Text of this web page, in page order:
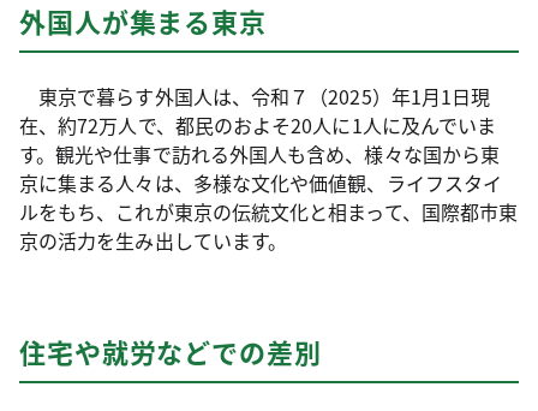
外国人が集まる東京
東京で暮らす外国人は、令和７（2025）年1月1日現
在、約72万人で、都民のおよそ20人に1人に及んでいま
す。観光や仕事で訪れる外国人も含め、様々な国から東
京に集まる人々は、多様な文化や価値観、ライフスタイ
ルをもち、これが東京の伝統文化と相まって、国際都市東
京の活力を生み出しています。
住宅や就労などでの差別